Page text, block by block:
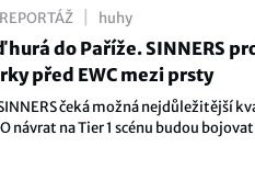
poli.
REPORTÁŽ huhy
do Paříže. SINNERS
před EWC mezi prsty
čeká možná nejdůležitější
návrat na Tier 1 scénu budou